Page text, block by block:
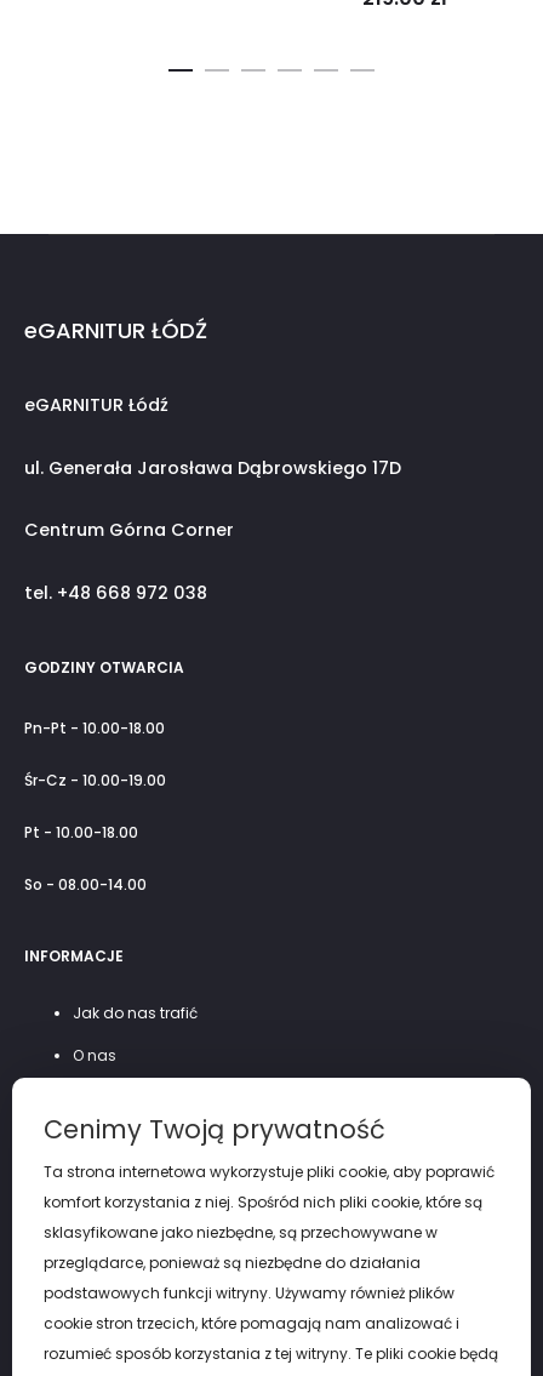
eGARNITUR ŁÓDŹ
eGARNITUR Łódź
ul. Generała Jarosława Dąbrowskiego 17D
Centrum Górna Corner
tel. +48 668 972 038
GODZINY OTWARCIA
Pn-Pt - 10.00-18.00
Śr-Cz - 10.00-19.00
Pt - 10.00-18.00
So - 08.00-14.00
INFORMACJE
Jak do nas trafić
O nas
Polityka prywatności
Cenimy Twoją prywatność
Ta strona internetowa wykorzystuje pliki cookie, aby poprawić
komfort korzystania z niej. Spośród nich pliki cookie, które są
sklasyfikowane jako niezbędne, są przechowywane w
przeglądarce, ponieważ są niezbędne do działania
podstawowych funkcji witryny. Używamy również plików
cookie stron trzecich, które pomagają nam analizować i
rozumieć sposób korzystania z tej witryny. Te pliki cookie będą